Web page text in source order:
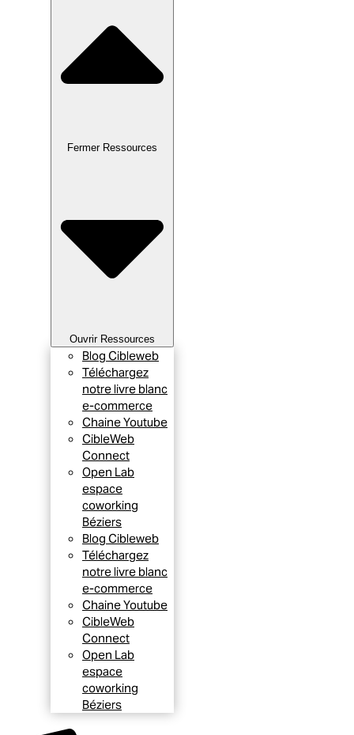
Fermer Ressources
Ouvrir Ressources
Blog Cibleweb
Téléchargez
notre livre blanc
e-commerce
Chaine Youtube
CibleWeb
Connect
Open Lab
espace
coworking
Béziers
Blog Cibleweb
Téléchargez
notre livre blanc
e-commerce
Chaine Youtube
CibleWeb
Connect
Open Lab
espace
coworking
Béziers